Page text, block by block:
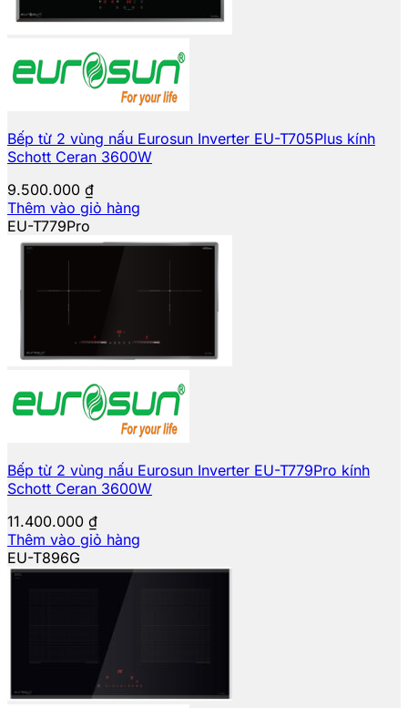
Bếp từ 2 vùng nấu Eurosun Inverter EU-T705Plus kính
Schott Ceran 3600W
9.500.000 ₫
Thêm vào giỏ hàng
EU-T779Pro
Bếp từ 2 vùng nấu Eurosun Inverter EU-T779Pro kính
Schott Ceran 3600W
11.400.000 ₫
Thêm vào giỏ hàng
EU-T896G